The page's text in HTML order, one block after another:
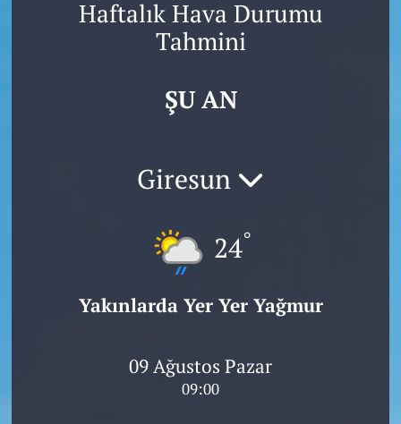
Haftalık Hava Durumu
Tahmini
ŞU AN
Giresun
24°
Yakınlarda Yer Yer Yağmur
09 Ağustos Pazar
09:00